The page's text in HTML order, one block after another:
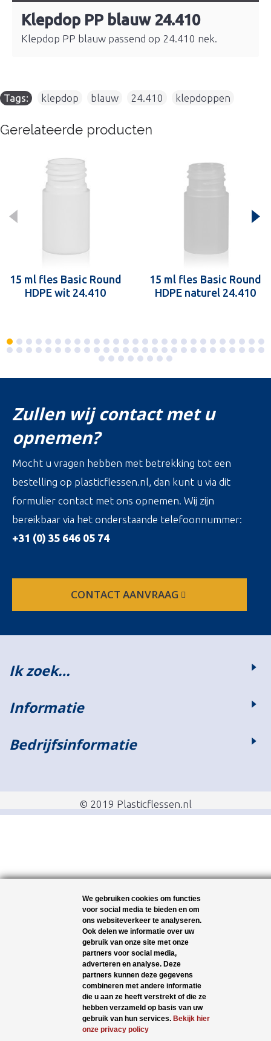
Klepdop PP blauw 24.410
Klepdop PP blauw passend op 24.410 nek.
Tags: klepdop blauw 24.410 klepdoppen
Gerelateerde producten
15 ml fles Basic Round
HDPE wit 24.410
15 ml fles Basic Round
HDPE naturel 24.410
Zullen wij contact met u
opnemen?
Mocht u vragen hebben met betrekking tot een
bestelling op plasticflessen.nl, dan kunt u via dit
formulier contact met ons opnemen. Wij zijn
bereikbaar via het onderstaande telefoonnummer:
+31 (0) 35 646 05 74
CONTACT AANVRAAG
Ik zoek…
Informatie
Bedrijfsinformatie
© 2019 Plasticflessen.nl
We gebruiken cookies om functies
voor social media te bieden en om
ons websiteverkeer te analyseren.
Ook delen we informatie over uw
gebruik van onze site met onze
partners voor social media,
adverteren en analyse. Deze
partners kunnen deze gegevens
combineren met andere informatie
die u aan ze heeft verstrekt of die ze
hebben verzameld op basis van uw
gebruik van hun services. Bekijk hier
onze privacy policy